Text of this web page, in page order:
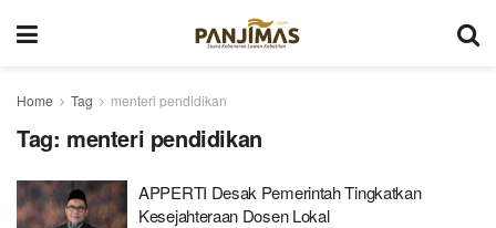
Home Tag menteri pendidikan
Tag: menteri pendidikan
APPERTI Desak Pemerintah Tingkatkan
Kesejahteraan Dosen Lokal